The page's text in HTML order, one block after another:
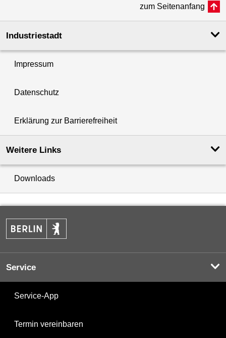
zum Seitenanfang
Industriestadt
Impressum
Datenschutz
Erklärung zur Barrierefreiheit
Weitere Links
Downloads
Service
Service-App
Termin vereinbaren